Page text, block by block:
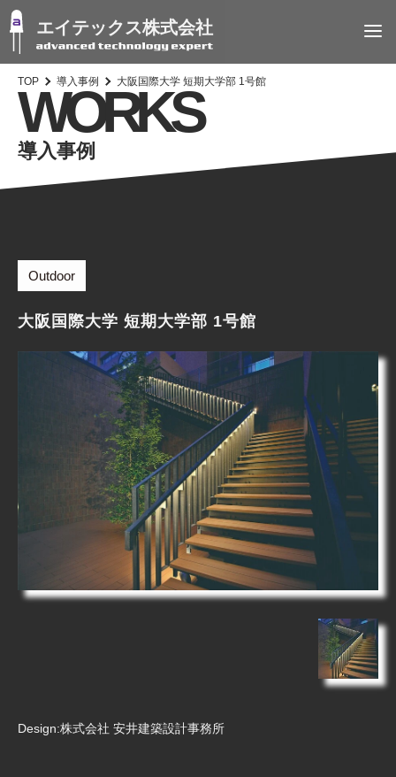
エイテックス株式会社
TOP 導入事例 大阪国際大学 短期大学部 1号館
WORKS
導入事例
Outdoor
大阪国際大学 短期大学部 1号館
Design:株式会社 安井建築設計事務所